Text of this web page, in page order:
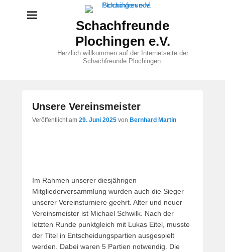
Schachfreunde
Plochingen e.V.
Herzlich willkommen auf der Internetseite der
Schachfreunde Plochingen.
Unsere Vereinsmeister
Veröffentlicht am 29. Juni 2025 von Bernhard Martin
Im Rahmen unserer diesjährigen
Mitgliederversammlung wurden auch die Sieger
unserer Vereinsturniere geehrt. Alter und neuer
Vereinsmeister ist Michael Schwilk. Nach der
letzten Runde punktgleich mit Lukas Eitel, musste
der Titel in Entscheidungspartien ausgespielt
werden. Dabei waren 5 Partien notwendig. Die